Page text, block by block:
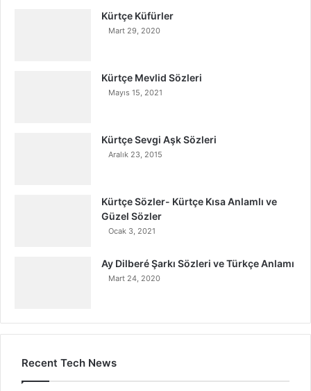
Kürtçe Küfürler
Mart 29, 2020
Kürtçe Mevlid Sözleri
Mayıs 15, 2021
Kürtçe Sevgi Aşk Sözleri
Aralık 23, 2015
Kürtçe Sözler- Kürtçe Kısa Anlamlı ve
Güzel Sözler
Ocak 3, 2021
Ay Dilberé Şarkı Sözleri ve Türkçe Anlamı
Mart 24, 2020
Recent Tech News